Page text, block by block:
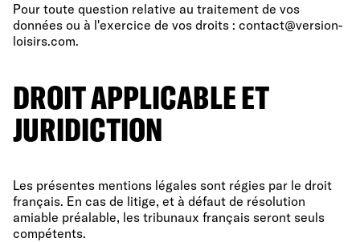
Pour toute question relative au traitement de vos
données ou à l'exercice de vos droits : contact@version-
loisirs.com.
DROIT APPLICABLE ET
JURIDICTION
Les présentes mentions légales sont régies par le droit
français. En cas de litige, et à défaut de résolution
amiable préalable, les tribunaux français seront seuls
compétents.